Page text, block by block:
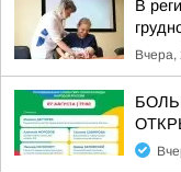
В
Вчера,